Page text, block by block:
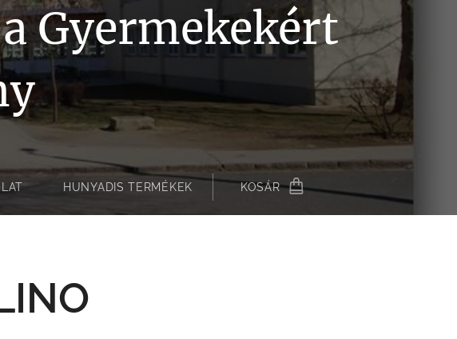
Gyermekekért
HUNYADIS TERMÉKEK KOSÁR